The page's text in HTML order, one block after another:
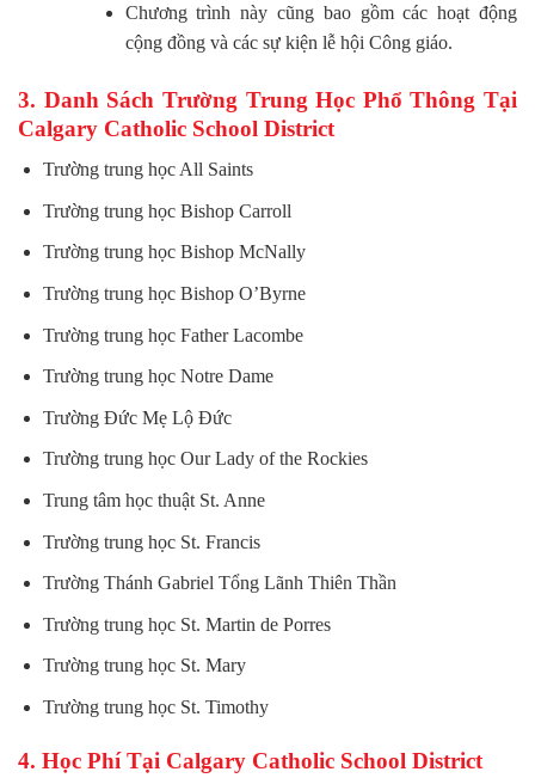
Chương trình này cũng bao gồm các hoạt động
cộng đồng và các sự kiện lễ hội Công giáo.
3. Danh Sách Trường Trung Học Phổ Thông Tại
Calgary Catholic School District
Trường trung học All Saints
Trường trung học Bishop Carroll
Trường trung học Bishop McNally
Trường trung học Bishop O’Byrne
Trường trung học Father Lacombe
Trường trung học Notre Dame
Trường Đức Mẹ Lộ Đức
Trường trung học Our Lady of the Rockies
Trung tâm học thuật St. Anne
Trường trung học St. Francis
Trường Thánh Gabriel Tổng Lãnh Thiên Thần
Trường trung học St. Martin de Porres
Trường trung học St. Mary
Trường trung học St. Timothy
4. Học Phí Tại Calgary Catholic School District